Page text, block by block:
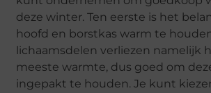
deze winter. Ten eerste is het
hoofd en borstkas warm te
lichaamsdelen verliezen namelijk
meeste warmte, dus goed om
ingepakt te houden. Je kunt